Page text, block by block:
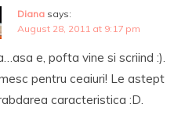
Diana says:
August 28, 2011 at 9:17 pm
e, pofta vine si scriind :).
pentru ceaiuri! Le astept
caracteristica :D.